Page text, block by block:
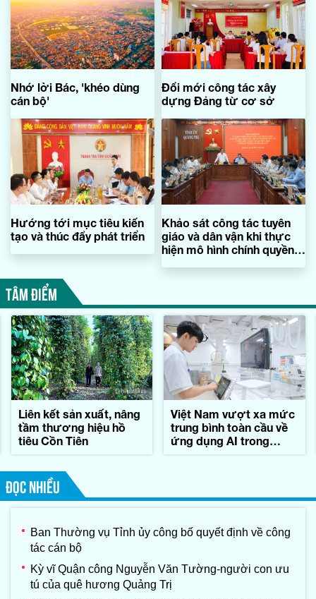
Nhớ lời Bác, 'khéo dùng
cán bộ'
Đổi mới công tác xây
dựng Đảng từ cơ sở
Hướng tới mục tiêu kiến
tạo và thúc đẩy phát triển
Khảo sát công tác tuyên
giáo và dân vận khi thực
hiện mô hình chính quyền
TÂM ĐIỂM
Liên kết sản xuất, nâng
tầm thương hiệu hồ
tiêu Cồn Tiên
Việt Nam vượt xa mức
trung bình toàn cầu về
ứng dụng AI trong
ĐỌC NHIỀU
Ban Thường vụ Tỉnh ủy công bố quyết định về công
tác cán bộ
Kỳ vĩ Quận công Nguyễn Văn Tường-người con ưu
tú của quê hương Quảng Trị